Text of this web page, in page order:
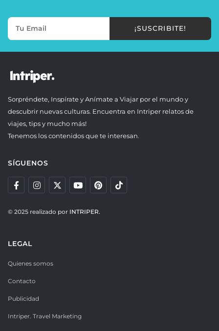
¡SUSCRIBITE!
Sorpréndete, Inspírate y Anímate a Viajar por el mundo y
descubrir nuevas culturas. Encuentra en Intriper relatos de
viajes, tips y mucho más!
Tenemos los contenidos que te interesan.
SÍGUENOS
© 2025 realizado por INTRIPER.
LEGAL
Quienes somos
Contacto
Publicidad
Intriper. Travel Marketing